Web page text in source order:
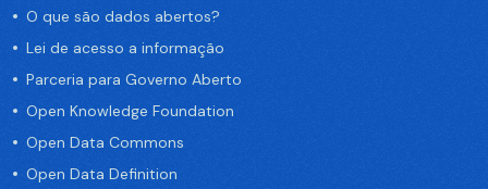
O que são dados abertos?
Lei de acesso a informação
Parceria para Governo Aberto
Open Knowledge Foundation
Open Data Commons
Open Data Definition